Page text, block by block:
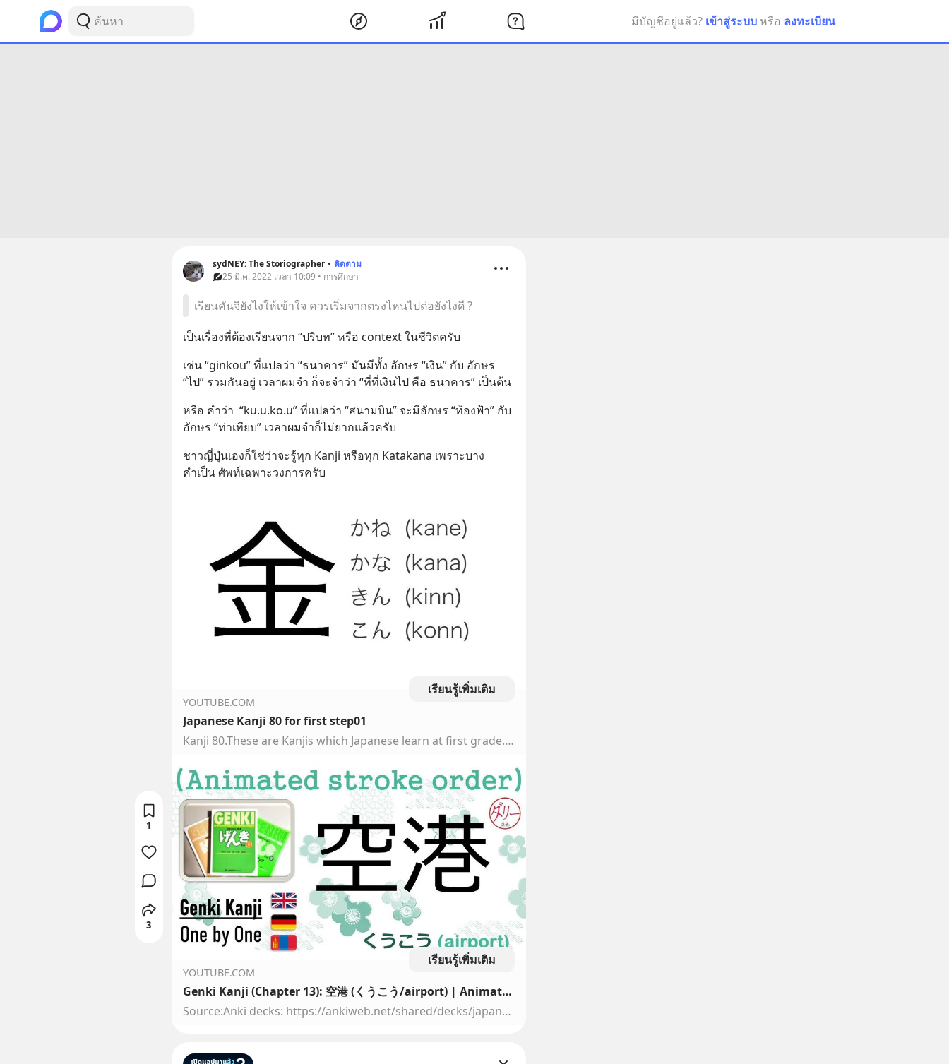
มีบัญชีอยู่แล้ว? เข้าสู่ระบบ หรือ ลงทะเบียน
sydNEY: The Storiographer • ติดตาม
25 มี.ค. 2022 เวลา 10:09 • การศึกษา
เรียนคันจิยังไงให้เข้าใจ ควรเริ่มจากตรงไหนไปต่อยังไงดี ?
เป็นเรื่องที่ต้องเรียนจาก “ปริบท” หรือ context ในชีวิตครับ
เช่น “ginkou” ที่แปลว่า “ธนาคาร” มันมีทั้ง อักษร “เงิน” กับ อักษร
“ไป” รวมกันอยู่ เวลาผมจำ ก็จะจำว่า “ที่ที่เงินไป คือ ธนาคาร” เป็นต้น
หรือ คำว่า  “ku.u.ko.u” ที่แปลว่า “สนามบิน” จะมีอักษร “ท้องฟ้า” กับ
อักษร “ท่าเทียบ” เวลาผมจำก็ไม่ยากแล้วครับ
ชาวญี่ปุ่นเองก็ใช่ว่าจะรู้ทุก Kanji หรือทุก Katakana เพราะบาง
คำเป็น ศัพท์เฉพาะวงการครับ
เรียนรู้เพิ่มเติม
YOUTUBE.COM
Japanese Kanji 80 for first step01
Kanji 80.These are Kanjis which Japanese learn at first grade.#kanji #漢字 #Japanese #Japan #firstgrade
เรียนรู้เพิ่มเติม
YOUTUBE.COM
Genki Kanji (Chapter 13): 空港 (くうこう/airport) | Animated stroke order | Multi-Linguistic approach
Source:Anki decks: https://ankiweb.net/shared/decks/japaneseImages: http://www.freepik.com flags from WikipediaMusic: https://www.youtube.com/watch?v=PNaTS4L...
1
3